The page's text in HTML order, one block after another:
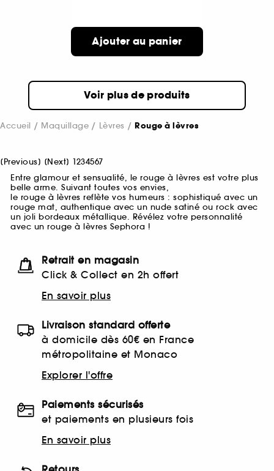
Ajouter au panier
Voir plus de produits
Accueil Maquillage Lèvres Rouge à lèvres
[Previous] [Next] 1234567
Entre glamour et sensualité, le rouge à lèvres est votre plus
belle arme. Suivant toutes vos envies,
le rouge à lèvres reflète vos humeurs : sophistiqué avec un
rouge mat, authentique avec un nude satiné ou rock avec
un joli bordeaux métallique. Révélez votre personnalité
avec un rouge à lèvres Sephora !
Retrait en magasin
Click & Collect en 2h offert
En savoir plus
Livraison standard offerte
à domicile dès 60€ en France
métropolitaine et Monaco
Explorer l'offre
Paiements sécurisés
et paiements en plusieurs fois
En savoir plus